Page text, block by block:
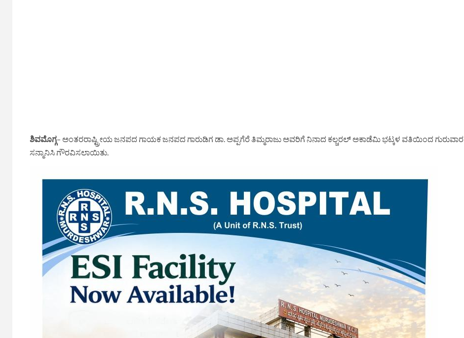
ಶಿವಮೊಗ್ಗ– ಅಂತರರಾಷ್ಟ್ರೀಯ ಜನಪದ ಗಾಯಕ ಜನಪದ ಗಾರುಡಿಗ ಡಾ. ಅಪ್ಪಗೆರೆ ತಿಮ್ಮರಾಜು ಅವರಿಗೆ ನಿನಾದ ಕಲ್ಚರಲ್ ಅಕಾಡೆಮಿ ಭಟ್ಕಳ ವತಿಯಿಂದ ಗುರುವಾರ
ಸನ್ಮಾನಿಸಿ ಗೌರವಿಸಲಾಯಿತು.